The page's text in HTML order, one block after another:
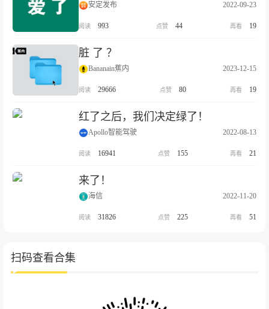
安定发布 2022-09-23
993 44 19
脏 了 ？
Bananain蕉内 2023-12-15
29666 80 19
红了之后，我们决定绿了！
Apollo智能驾驶 2022-08-13
16941 155 21
来了！
海信 2022-11-20
31826 225 51
扫码查看合集